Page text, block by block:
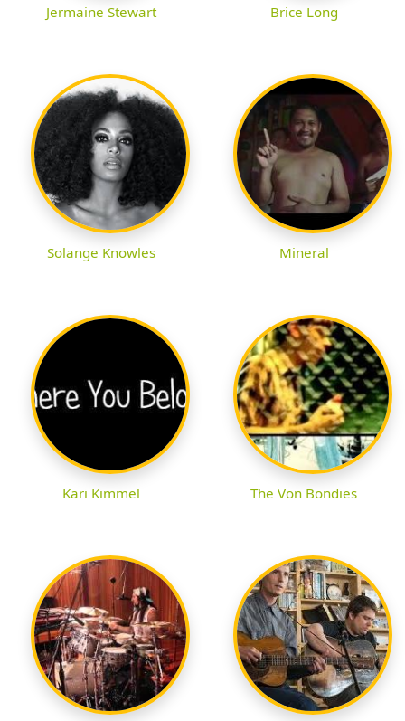
Jermaine Stewart Brice Long
Solange Knowles Mineral
Kari Kimmel The Von Bondies